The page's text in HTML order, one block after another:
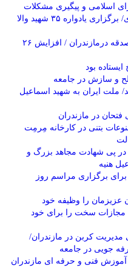
اسلامی و پیگیری مشکلات
روستاهای بخش چهاردانگه ساری/ برگزاری یادواره ۳۵ شهید والا
جذب بیش از ۱۸ میلیارد تومان صدقه درمازندران / افزایش ۲۶
بود
و سازش در جامعه
ملت ایران به شهید اسماعیل
در مازندران
بتنی در کارخانه مِرمِت
در پی شهادت مجاهد بزرگ و
هنیه
برگزاری مراسم روز
عزیزمان را وظیفه خود
مجازات سخت را برای خود
کربن در مازندران/
جویی در جامعه
فنی و حرفه ای مازندران